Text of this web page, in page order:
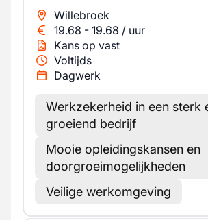
Willebroek
19.68 - 19.68 / uur
Kans op vast
Voltijds
Dagwerk
Werkzekerheid in een sterk
groeiend bedrijf
Mooie opleidingskansen en
doorgroeimogelijkheden
Veilige werkomgeving